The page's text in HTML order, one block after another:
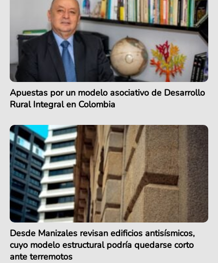
Apuestas por un modelo asociativo de Desarrollo
Rural Integral en Colombia
Desde Manizales revisan edificios antisísmicos,
cuyo modelo estructural podría quedarse corto
ante terremotos